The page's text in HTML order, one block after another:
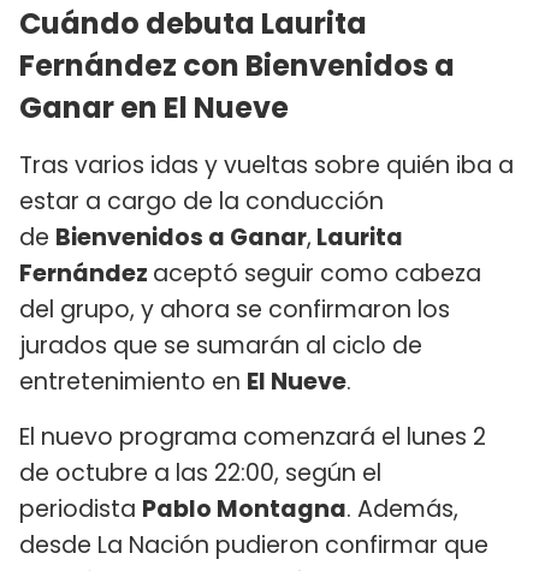
Cuándo debuta Laurita
Fernández con Bienvenidos a
Ganar en El Nueve
Tras varios idas y vueltas sobre quién iba a
estar a cargo de la conducción
de Bienvenidos a Ganar, Laurita
Fernández aceptó seguir como cabeza
del grupo, y ahora se confirmaron los
jurados que se sumarán al ciclo de
entretenimiento en El Nueve.
El nuevo programa comenzará el lunes 2
de octubre a las 22:00, según el
periodista Pablo Montagna. Además,
desde La Nación pudieron confirmar que